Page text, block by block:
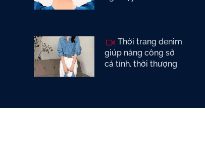
Thời trang denim
giúp nàng công sở
cá tính, thời thượng